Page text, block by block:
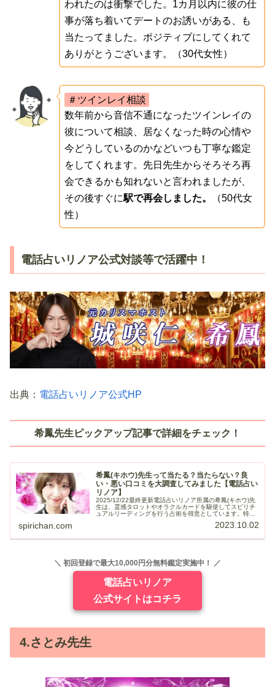
われたのは衝撃でした。1カ月以内に彼の仕
事が落ち着いてデートのお誘いがある、も
当たってました。ポジティブにしてくれて
ありがとうございます。（30代女性）
＃ツインレイ相談
数年前から音信不通になったツインレイの
彼について相談、居なくなった時の心情や
今どうしているのかなどいつも丁寧な鑑定
をしてくれます。先日先生からそろそろ再
会できるかも知れないと言われましたが、
その後すぐに駅で再会しました。
（50代女
性）
電話占いリノア公式対談等で活躍中！
出典： 電話占いリノア公式HP
希鳳先生ピックアップ記事で詳細をチェック！
希鳳(キホウ)先生って当たる？当たらない？良
い・悪い口コミを大調査してみました【電話占い
リノア】
2025/12/22最終更新電話占いリノア所属の希鳳(キホウ)先
生は、霊感タロットやオラクルカードを駆使してスピリチ
ュアルリーディングを行う占術を得意としています。特に
spirichan.com 2023.10.02
＼ 初回登録で最大10,000円分無料鑑定実施中！ ／
電話占いリノア
公式サイトはコチラ
4.さとみ先生